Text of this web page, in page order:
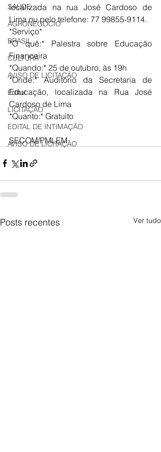
SAÚDE
AGRONEGÓCIO
BRASIL
CULTURA
AVISO DE LICITAÇÃO
Edital
LICITAÇÃO
EDITAL DE INTIMAÇÃO
AVISO DE LICITAÇÃO
localizada na rua José Cardoso de
Lima ou pelo telefone: 77 99855-9114.
*Serviço*
*O quê:* Palestra sobre Educação
Financeira
*Quando:* 25 de outubro, às 19h
*Onde:* Auditório da Secretaria de
Educação, localizada na Rua José
Cardoso de Lima
*Quanto:* Gratuito
SECOM/PMLEM
Posts recentes Ver tudo